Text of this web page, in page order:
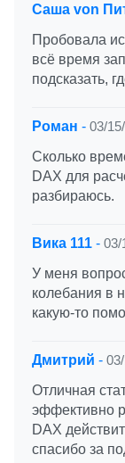
Саша von
Пробовала
всё время
подсказать,
Роман - 03/
Сколько
DAX для
разбираюсь.
Вика 111 - 03/
У меня
колебания в
какую-то
Дмитрий -
Отличная
эффективно
DAX
спасибо за